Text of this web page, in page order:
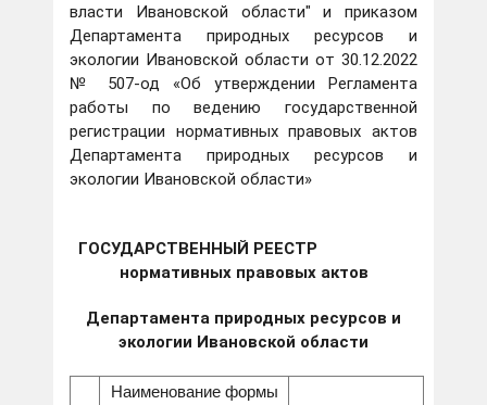
власти Ивановской области" и приказом
Департамента природных ресурсов и
экологии Ивановской области от 30.12.2022
№ 507-од «Об утверждении Регламента
работы по ведению государственной
регистрации нормативных правовых актов
Департамента природных ресурсов и
экологии Ивановской области»
ГОСУДАРСТВЕННЫЙ РЕЕСТР
нормативных правовых актов
Департамента природных ресурсов и
экологии Ивановской области
Наименование формы